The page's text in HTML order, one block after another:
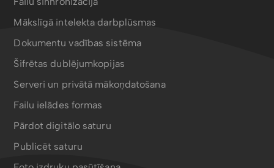
Mākslīgā intelekta darbplūsmas
Dokumentu vadības sistēma
Šifrētas dublējumkopijas
Serveri un privātā mākoņdatošana
Failu ielādes formas
Pārdot digitālo saturu
Publicēt saturu